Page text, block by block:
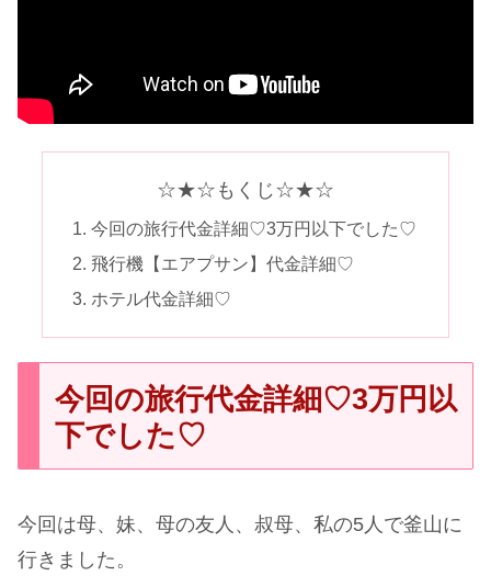
☆★☆もくじ☆★☆
今回の旅行代金詳細♡3万円以下でした♡
飛行機【エアプサン】代金詳細♡
ホテル代金詳細♡
今回の旅行代金詳細♡3万円以
下でした♡
今回は母、妹、母の友人、叔母、私の5人で釜山に
行きました。